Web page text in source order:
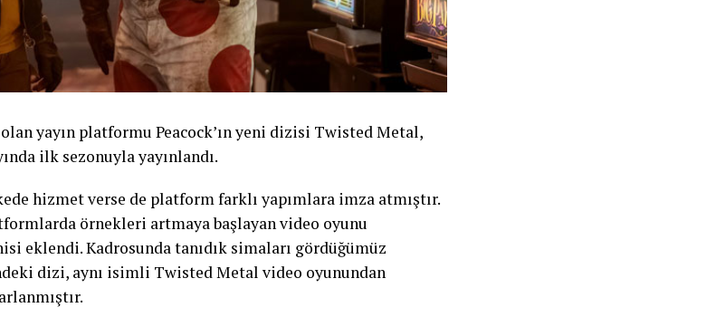
yayın platformu Peacock’ın yeni dizisi Twisted Metal,
ilk sezonuyla yayınlandı.
hizmet verse de platform farklı yapımlara imza atmıştır.
örnekleri artmaya başlayan video oyunu
eklendi. Kadrosunda tanıdık simaları gördüğümüz
dizi, aynı isimli Twisted Metal video oyunundan